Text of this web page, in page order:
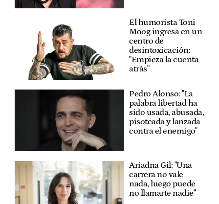
El humorista Toni
Moog ingresa en un
centro de
desintoxicación:
"Empieza la cuenta
atrás"
Pedro Alonso: "La
palabra libertad ha
sido usada, abusada,
pisoteada y lanzada
contra el enemigo"
Ariadna Gil: "Una
carrera no vale
nada, luego puede
no llamarte nadie"